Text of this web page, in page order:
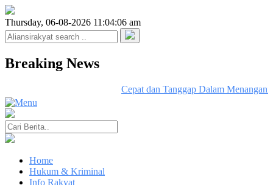
Thursday, 06-08-2026 11:04:06 am
Breaking News
Cepat dan Tanggap Dalam
Home
Hukum & Kriminal
Info Rakyat